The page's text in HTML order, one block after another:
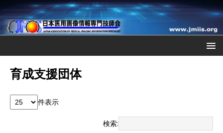
育成支援団体
件表示
検索: